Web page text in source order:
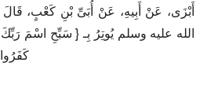
أَبْزَى، عَنْ أَبِيهِ، عَنْ أُبَىِّ بْنِ كَعْبٍ،
الله عليه وسلم يُوتِرُ بِـ ‏{‏ سَبِّحِ اسْمَ